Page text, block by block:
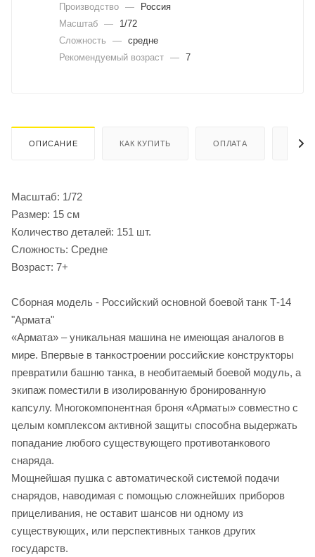
Производство —
Россия
Масштаб —
1/72
Сложность
— средне
Рекомендуемый возраст — 7
ОПИСАНИЕ КАК КУПИТЬ ОПЛАТА
Масштаб: 1/72
Размер: 15 см
Количество деталей: 151 шт.
Сложность: Средне
Возраст: 7+
Сборная модель - Российский основной боевой танк Т-14
"Армата"
«Армата» – уникальная машина не имеющая аналогов в
мире. Впервые в танкостроении российские конструкторы
превратили башню танка, в необитаемый боевой модуль, а
экипаж поместили в изолированную бронированную
капсулу. Многокомпонентная броня «Арматы» совместно с
целым комплексом активной защиты способна выдержать
попадание любого существующего противотанкового
снаряда.
Мощнейшая пушка с автоматической системой подачи
снарядов, наводимая с помощью сложнейших приборов
прицеливания, не оставит шансов ни одному из
существующих, или перспективных танков других
государств.